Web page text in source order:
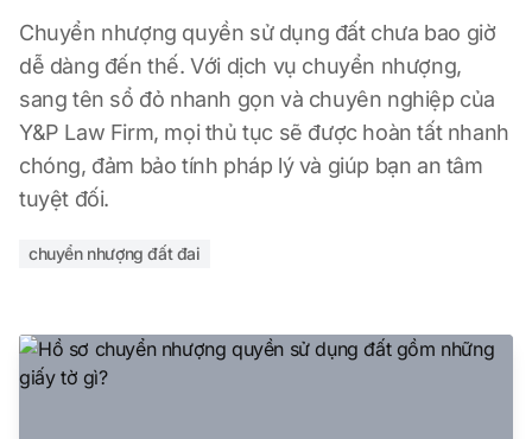
Chuyển nhượng quyền sử dụng đất chưa bao giờ
dễ dàng đến thế. Với dịch vụ chuyển nhượng,
sang tên sổ đỏ nhanh gọn và chuyên nghiệp của
Y&P Law Firm, mọi thủ tục sẽ được hoàn tất nhanh
chóng, đảm bảo tính pháp lý và giúp bạn an tâm
tuyệt đối.
chuyển nhượng đất đai